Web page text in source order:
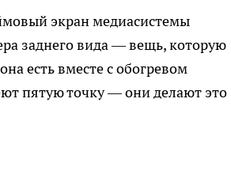
экран медиасистемы
заднего вида — вещь, которую
есть вместе с обогревом
пятую точку — они делают это